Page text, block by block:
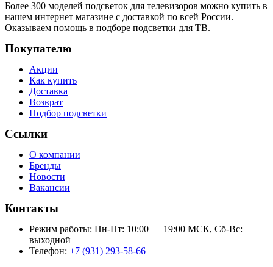
Более 300 моделей подсветок для телевизоров можно купить в
нашем интернет магазине с доставкой по всей России.
Оказываем помощь в подборе подсветки для ТВ.
Покупателю
Акции
Как купить
Доставка
Возврат
Подбор подсветки
Ссылки
О компании
Бренды
Новости
Вакансии
Контакты
Режим работы: Пн-Пт: 10:00 — 19:00 МСК, Сб-Вс:
выходной
Телефон: +7 (931) 293-58-66